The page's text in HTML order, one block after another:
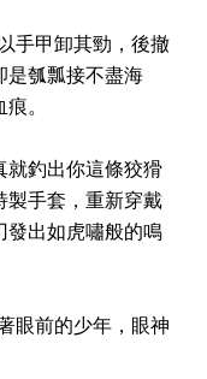
手甲卸其勁，後撤
是瓠瓢接不盡海
。
就釣出你這條狡猾
製手套，重新穿戴
發出如虎嘯般的鳴
眼前的少年，眼神